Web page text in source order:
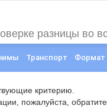
разницы во
Транспорт Формат
критерию.
пожалуйста,